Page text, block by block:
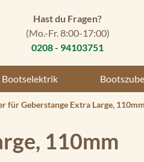
Hast du Fragen?
(Mo.-Fr. 8:00-17:00)
0208 - 94103751
Bootselektrik
für Geberstange Extra Large, 110mm
110mm